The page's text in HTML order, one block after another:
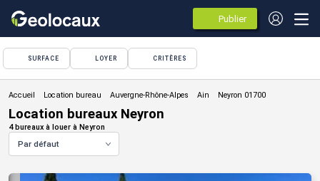
Publier
des
annonces
SURFACE LOYER CRITÈRES
Location bureau
Location bureaux Neyron
4 bureaux à louer à Neyron
Par défaut